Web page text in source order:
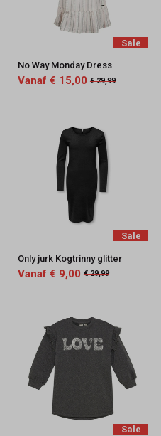
Sale
No Way Monday Dress
Vanaf € 15,00 € 29,99
Sale
Only jurk Kogtrinny glitter
Vanaf € 9,00 € 29,99
Sale